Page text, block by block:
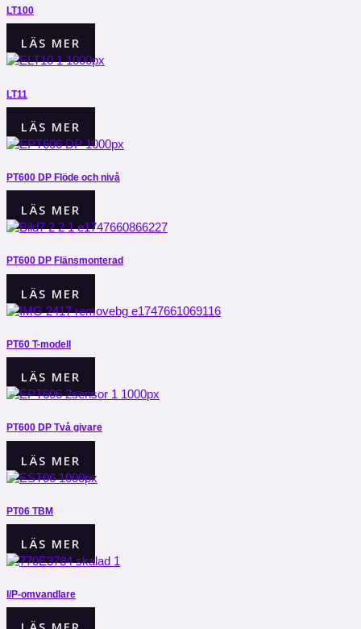
LT100
LÄS MER
LT11
LÄS MER
PT600 DP Flöde och nivå
LÄS MER
PT600 DP Flänsmonterad
LÄS MER
PT60 T-modell
LÄS MER
PT600 DP Två givare
LÄS MER
PT06 TBM
LÄS MER
I/P-omvandlare